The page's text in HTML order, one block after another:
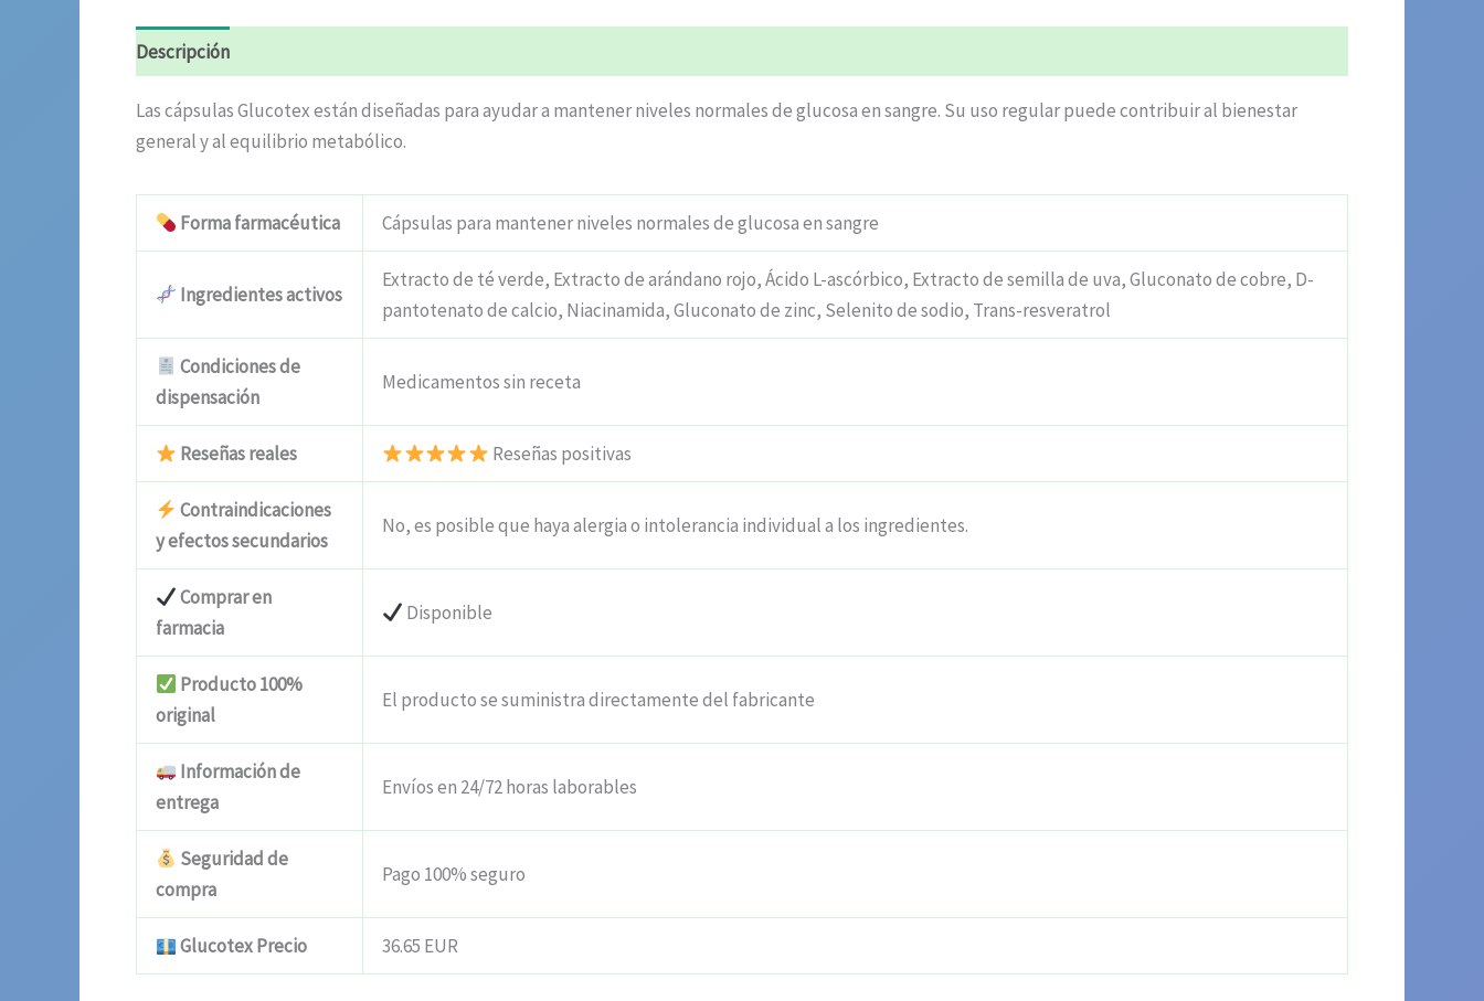
Descripción
Las cápsulas Glucotex están diseñadas para ayudar a mantener niveles normales de glucosa en sangre. Su uso regular puede contribuir al bienestar
general y al equilibrio metabólico.
Forma farmacéutica Cápsulas para mantener niveles normales de glucosa en sangre
Ingredientes activos
Extracto de té verde, Extracto de arándano rojo, Ácido L-ascórbico, Extracto de semilla de uva, Gluconato de cobre, D-
pantotenato de calcio, Niacinamida, Gluconato de zinc, Selenito de sodio, Trans-resveratrol
Condiciones de
dispensación
Medicamentos sin receta
Reseñas reales Reseñas positivas
Contraindicaciones
y efectos secundarios
No, es posible que haya alergia o intolerancia individual a los ingredientes.
Comprar en
farmacia
Disponible
Producto 100%
original
El producto se suministra directamente del fabricante
Información de
entrega
Envíos en 24/72 horas laborables
Seguridad de
compra
Pago 100% seguro
Glucotex Precio 36.65 EUR